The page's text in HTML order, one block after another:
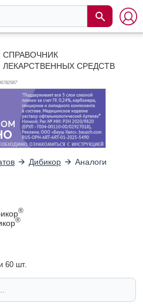
СПРАВОЧНИК
ЛЕКАРСТВЕННЫХ СРЕДСТВ
6782987
Дибикор Аналоги
®
®
60 шт.